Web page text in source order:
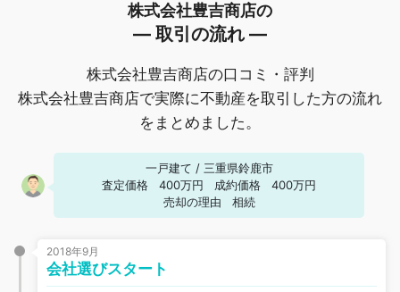
株式会社豊吉商店の
― 取引の流れ ―
株式会社豊吉商店の口コミ・評判
株式会社豊吉商店で実際に不動産を取引した方の流れ
をまとめました。
一戸建て / 三重県鈴鹿市
査定価格
400万円 成約価格
400万円
売却の理由
相続
2018年9月
会社選びスタート